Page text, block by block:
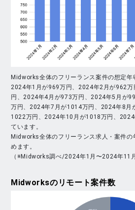
Midworks全体のフリーランス案件の想定年
2024年1月が969万円、2024年2月が962
円、2024年4月が973万円、2024年5月が
万円、2024年7月が1014万円、2024年8月
1022万円、2024年10月が1018万円、
ています。
Midworks全体のフリーランス求人・案件の
めます。
（※Midworks調べ/2024年1月〜2024年11
Midworksのリモート案件数